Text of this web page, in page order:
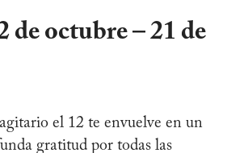
de octubre – 21 de
el 12 te envuelve en un
gratitud por todas las